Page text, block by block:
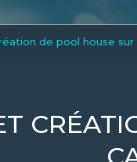
de pool house sur